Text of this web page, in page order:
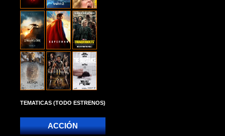
TEMATICAS (TODO ESTRENOS)
ACCIÓN